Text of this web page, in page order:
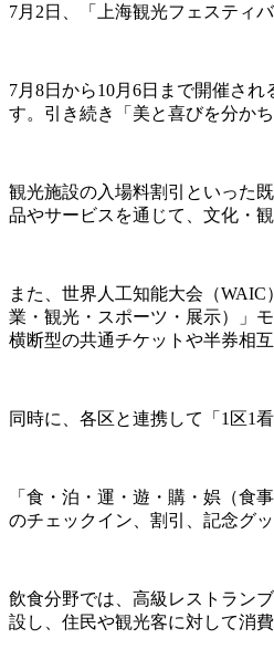
7月2日、「上海観光フェスティ
7月8日から10月6日まで開催さ
す。引き続き「美と喜びを分か
観光施設の入場料割引といった
品やサービスを通じて、文化・
また、世界人工知能大会（
業・観光・スポーツ・展示）」
横断型の共通チケットや半券相
同時に、各区と連携して「1区1
「食・泊・運・遊・購・娯（食
のチェックイン、割引、記念グ
飲食分野では、高級レストラン
設し、住民や観光客に対して消